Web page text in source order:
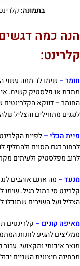
בתמונה:
הנה כמה
קלרינט:
חומר – שימו לב ממה עשוי
מתכת או פלסטיק קשיח.
החומר – דווקא הקלרינטים
לנגנים מתחילים והצליל
פיית הכלי –לפיית
לבחור דגם מסוים ולהחליף
לרוב מפלסטיק ולעיתים
מנעד – מה אתם אוהבים
קלרינט סי במול רגיל.
הצליל ועל השירים שתוכלו
מאיפה קונים – קלרינטים
ממליצים להגיע לחנות
מוצר איכותי ומקצועי.
מבחינה חיצונית השניים